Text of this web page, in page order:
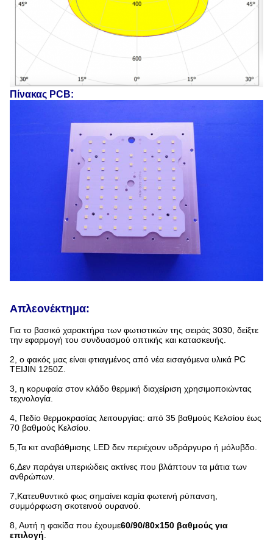
Πίνακας PCB:
Απλεονέκτημα:
Για το βασικό χαρακτήρα των φωτιστικών της σειράς 3030, δείξτε
την εφαρμογή του συνδυασμού οπτικής και κατασκευής.
2, ο φακός μας είναι φτιαγμένος από νέα εισαγόμενα υλικά PC
TEIJIN 1250Z.
3, η κορυφαία στον κλάδο θερμική διαχείριση χρησιμοποιώντας
τεχνολογία.
4, Πεδίο θερμοκρασίας λειτουργίας: από 35 βαθμούς Κελσίου έως
70 βαθμούς Κελσίου.
5,Τα κιτ αναβάθμισης LED δεν περιέχουν υδράργυρο ή μόλυβδο.
6,Δεν παράγει υπεριώδεις ακτίνες που βλάπτουν τα μάτια των
ανθρώπων.
7,Κατευθυντικό φως σημαίνει καμία φωτεινή ρύπανση,
συμμόρφωση σκοτεινού ουρανού.
8, Αυτή η φακίδα που έχουμε60/90/80x150 βαθμούς για
επιλογή